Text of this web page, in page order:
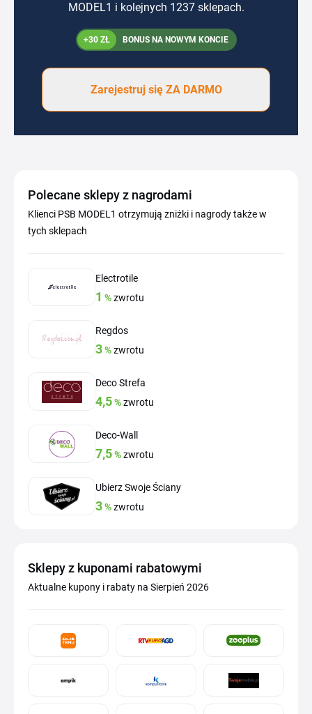
MODEL1 i kolejnych 1237 sklepach.
+30 ZŁ BONUS NA NOWYM KONCIE
Zarejestruj się ZA DARMO
Polecane sklepy z nagrodami
Klienci PSB MODEL1 otrzymują zniżki i nagrody także w
tych sklepach
Electrotile
1 %zwrotu
Regdos
3%zwrotu
Deco Strefa
4,5%zwrotu
Deco-Wall
7,5%zwrotu
Ubierz Swoje Ściany
3%zwrotu
Sklepy z kuponami rabatowymi
Aktualne kupony i rabaty na Sierpień 2026